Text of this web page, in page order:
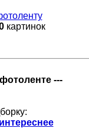
картинок
---